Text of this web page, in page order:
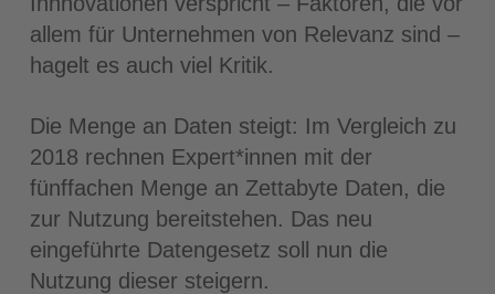
allem für Unternehmen von Relevanz sind –
hagelt es auch viel Kritik.
Die Menge an Daten steigt: Im Vergleich zu
2018 rechnen Expert*innen mit der
fünffachen Menge an Zettabyte Daten, die
zur Nutzung bereitstehen. Das neu
eingeführte Datengesetz soll nun die
Nutzung dieser steigern.